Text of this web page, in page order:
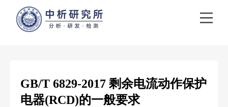
GB/T 6829-2017 剩余电流动作保护
电器(RCD)的一般要求